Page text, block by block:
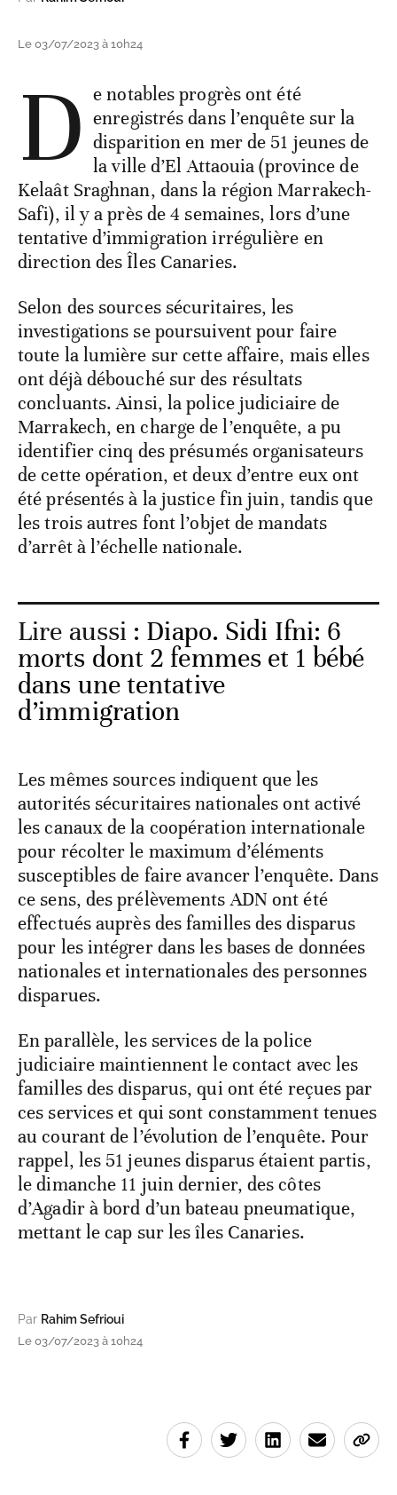
Le 03/07/2023 à 10h24
D e notables progrès ont été
enregistrés dans l’enquête sur la
disparition en mer de 51 jeunes de
la ville d’El Attaouia (province de
Kelaât Sraghnan, dans la région Marrakech-
Safi), il y a près de 4 semaines, lors d’une
tentative d’immigration irrégulière en
direction des Îles Canaries.
Selon des sources sécuritaires, les
investigations se poursuivent pour faire
toute la lumière sur cette affaire, mais elles
ont déjà débouché sur des résultats
concluants. Ainsi, la police judiciaire de
Marrakech, en charge de l’enquête, a pu
identifier cinq des présumés organisateurs
de cette opération, et deux d’entre eux ont
été présentés à la justice fin juin, tandis que
les trois autres font l’objet de mandats
d’arrêt à l’échelle nationale.
Lire aussi : Diapo. Sidi Ifni: 6
morts dont 2 femmes et 1 bébé
dans une tentative
d’immigration
Les mêmes sources indiquent que les
autorités sécuritaires nationales ont activé
les canaux de la coopération internationale
pour récolter le maximum d’éléments
susceptibles de faire avancer l’enquête. Dans
ce sens, des prélèvements ADN ont été
effectués auprès des familles des disparus
pour les intégrer dans les bases de données
nationales et internationales des personnes
disparues.
En parallèle, les services de la police
judiciaire maintiennent le contact avec les
familles des disparus, qui ont été reçues par
ces services et qui sont constamment tenues
au courant de l’évolution de l’enquête. Pour
rappel, les 51 jeunes disparus étaient partis,
le dimanche 11 juin dernier, des côtes
d’Agadir à bord d’un bateau pneumatique,
mettant le cap sur les îles Canaries.
Par Rahim Sefrioui
Le 03/07/2023 à 10h24